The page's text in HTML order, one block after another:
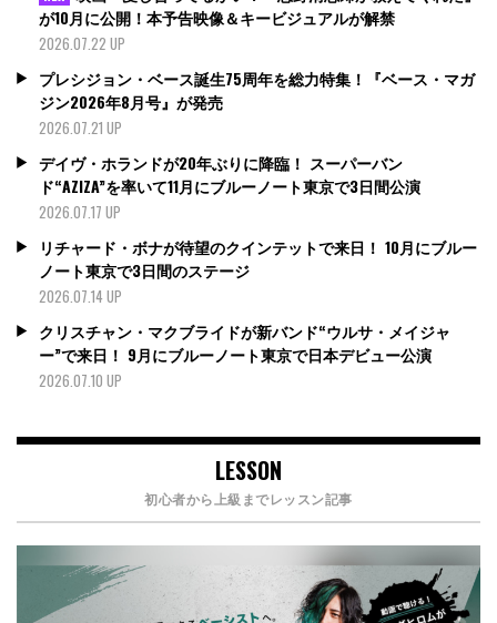
が10月に公開！本予告映像＆キービジュアルが解禁
2026.07.22 UP
プレシジョン・ベース誕生75周年を総力特集！『ベース・マガ
ジン2026年8月号』が発売
2026.07.21 UP
デイヴ・ホランドが20年ぶりに降臨！ スーパーバン
ド“AZIZA”を率いて11月にブルーノート東京で3日間公演
2026.07.17 UP
リチャード・ボナが待望のクインテットで来日！ 10月にブルー
ノート東京で3日間のステージ
2026.07.14 UP
クリスチャン・マクブライドが新バンド“ウルサ・メイジャ
ー”で来日！ 9月にブルーノート東京で日本デビュー公演
2026.07.10 UP
LESSON
初心者から上級までレッスン記事